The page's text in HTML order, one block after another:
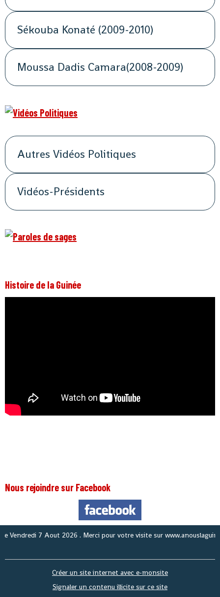
Sékouba Konaté (2009-2010)
Moussa Dadis Camara(2008-2009)
Autres Vidéos Politiques
Vidéos-Présidents
Histoire de la Guinée
Nous rejoindre sur Facebook
7 Aout 2026 . Merci pour votre visite sur
Créer un site internet avec e-monsite
Signaler un contenu illicite sur ce site